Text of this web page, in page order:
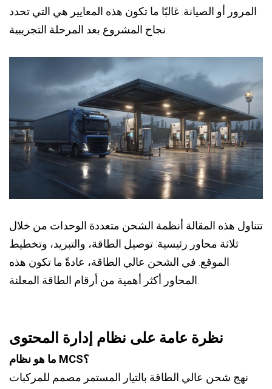
المرور أو الصيانة. غالبًا ما تكون هذه المعايير هي التي تحدد
تتناول هذه المقالة أنظمة الشحن متعددة الوحدات من خلال
ثلاثة محاور رئيسية: توصيل الطاقة، والتبريد، وتخطيط
الموقع. في الشحن عالي الطاقة، عادةً ما تكون هذه
نظرة عامة على نظام إدارة المحتوى
ما هو نظام MCS؟
نهج شحن عالي الطاقة بالتيار المستمر مصمم للمركبات